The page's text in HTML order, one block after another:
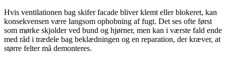
Hvis ventilationen bag skifer facade bliver klemt eller blokeret, kan
konsekvensen være langsom ophobning af fugt. Det ses ofte først
som mørke skjolder ved bund og hjørner, men kan i værste fald ende
med råd i trædele bag beklædningen og en reparation, der kræver, at
større felter må demonteres.